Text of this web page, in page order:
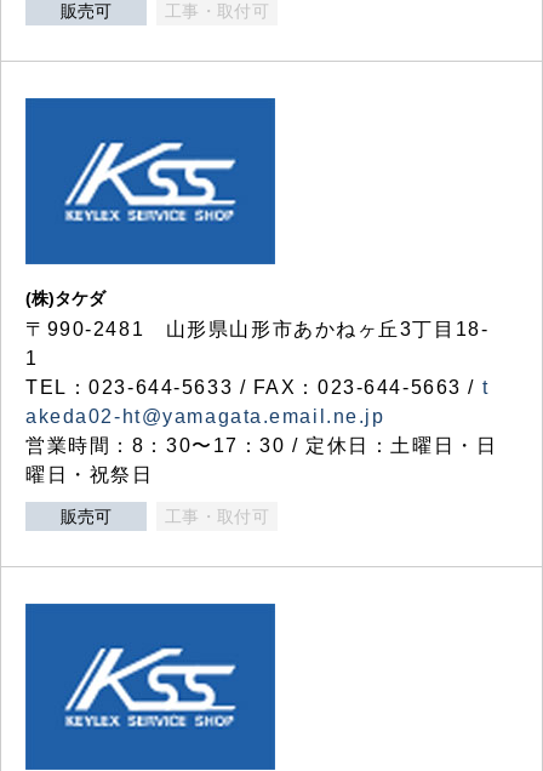
販売可 工事・取付可
(株)タケダ
〒990-2481 山形県山形市あかねヶ丘3丁目18-
1
TEL：023-644-5633 / FAX：023-644-5663 / t
akeda02-ht@yamagata.email.ne.jp
営業時間：8：30〜17：30 / 定休日：土曜日・日
曜日・祝祭日
販売可 工事・取付可